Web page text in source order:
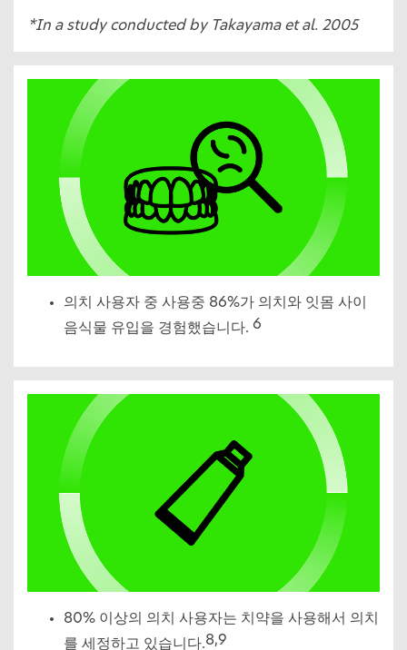
*In a study conducted by Takayama et al. 2005
의치 사용자 중 사용중 86%가 의치와 잇몸 사이
음식물 유입을 경험했습니다. 6
80% 이상의 의치 사용자는 치약을 사용해서 의치
를 세정하고 있습니다.8,9